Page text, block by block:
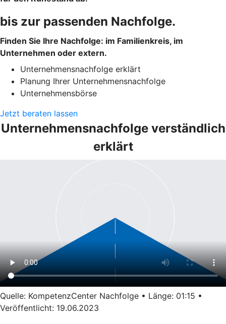
bis zur passenden Nachfolge.
Finden Sie Ihre Nachfolge: im Familienkreis, im
Unternehmen oder extern.
Unternehmensnachfolge erklärt
Planung Ihrer Unternehmensnachfolge
Unternehmensbörse
Jetzt beraten lassen
Unternehmensnachfolge verständlich
erklärt
Quelle: KompetenzCenter Nachfolge • Länge: 01:15 •
Veröffentlicht: 19.06.2023